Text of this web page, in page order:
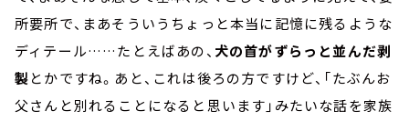
所要所で、まあそういうちょっと本当に記憶に残るような
ディテール……たとえばあの、 犬の首がずらっと並んだ剥
製とかですね。あと、これは後ろの方ですけど、「たぶんお
父さんと別れることになると思います」みたいな話を家族